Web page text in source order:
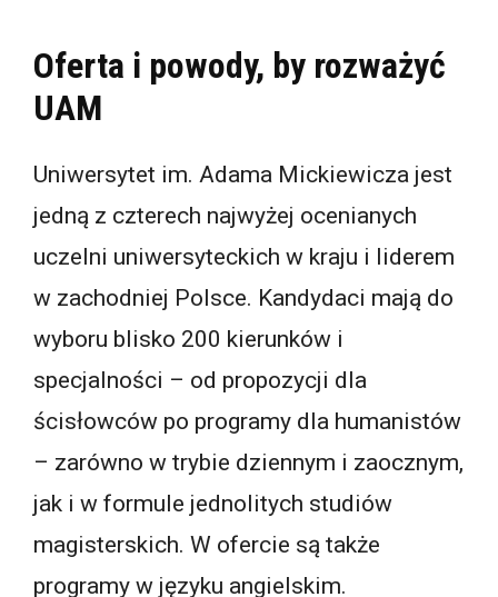
Oferta i powody, by rozważyć
UAM
Uniwersytet im. Adama Mickiewicza jest
jedną z czterech najwyżej ocenianych
uczelni uniwersyteckich w kraju i liderem
w zachodniej Polsce. Kandydaci mają do
wyboru blisko 200 kierunków i
specjalności – od propozycji dla
ścisłowców po programy dla humanistów
– zarówno w trybie dziennym i zaocznym,
jak i w formule jednolitych studiów
magisterskich. W ofercie są także
programy w języku angielskim.